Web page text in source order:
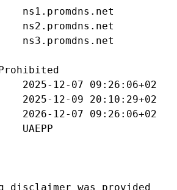
ns1.promdns.net
ns2.promdns.net
ns3.promdns.net
12-07 09:26:06+02
12-09 20:10:29+02
12-07 09:26:06+02
UAEPP
disclaimer was provided